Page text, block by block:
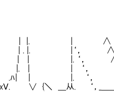
| |. | ∧
. |. |‘，
/ | | |. ‘
| | ‘， ﾊ
| |. ‘， | ｉ
{＼ ＿从. ‘，_